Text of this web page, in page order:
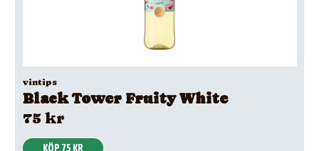
vintips
Black Tower Fruity White
75 kr
KÖP 75 KR